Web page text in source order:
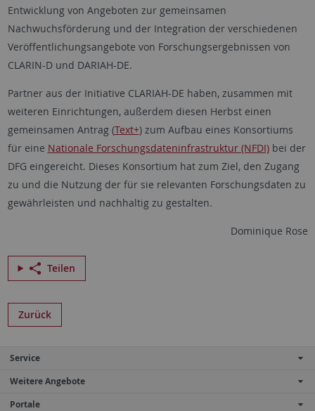
Entwicklung von Angeboten zur gemeinsamen
Nachwuchsförderung und der Integration der verschiedenen
Veröffentlichungsangebote von Forschungsergebnissen von
CLARIN-D und DARIAH-DE.
Partner aus der Initiative CLARIAH-DE haben, zusammen mit
weiteren Einrichtungen, außerdem diesen Herbst einen
gemeinsamen Antrag (Text+) zum Aufbau eines Konsortiums
für eine Nationale Forschungsdateninfrastruktur (NFDI)bei der
DFG eingereicht. Dieses Konsortium hat zum Ziel, den Zugang
zu und die Nutzung der für sie relevanten Forschungsdaten zu
gewährleisten und nachhaltig zu gestalten.
Dominique Rose
Teilen
Zurück
Service
Weitere Angebote
Portale